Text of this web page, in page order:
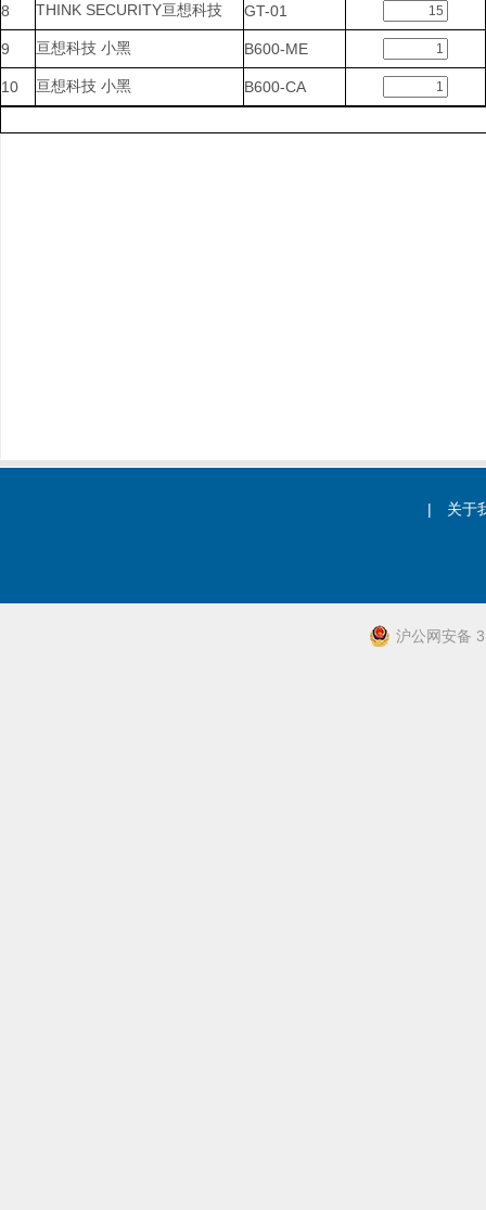
8 THINK SECURITY亘想科技 GT-01
9 亘想科技 小黑 B600-ME
10 亘想科技 小黑 B600-CA
| 关于
沪公网安备